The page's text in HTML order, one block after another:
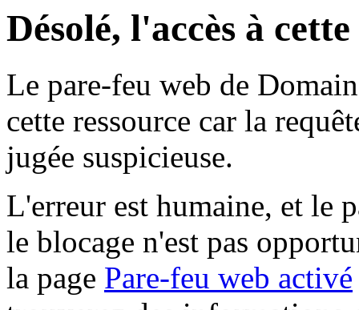
Désolé, l'accès à
Le pare-feu web de
cette ressource car la
jugée suspicieuse.
L'erreur est humaine, et le
le blocage n'est pas
la page Pare-feu web activé